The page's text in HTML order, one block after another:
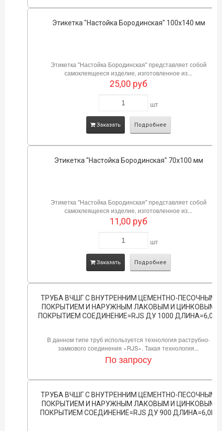
Этикетка "Настойка Бородинская" 100х140 мм
Этикетка "Настойка Бородинская" представляет собой
самоклеящееся изделие, изготовленное из...
25,00 руб
шт
Заказать Подробнее
Этикетка "Настойка Бородинская" 70х100 мм
Этикетка "Настойка Бородинская" представляет собой
самоклеящееся изделие, изготовленное из...
11,00 руб
шт
Заказать Подробнее
ТРУБА ВЧШГ С ВНУТРЕННИМ ЦЕМЕНТНО-ПЕСОЧНЫМ
ПОКРЫТИЕМ И НАРУЖНЫМ ЛАКОВЫМ И ЦИНКОВЫМ
ПОКРЫТИЕМ СОЕДИНЕНИЕ=RJS ДУ 1000 ДЛИНА=6,0М
В данном типе труб используется технология раструбно-
замкового соединения «RJS». Такая технология...
По запросу
ТРУБА ВЧШГ С ВНУТРЕННИМ ЦЕМЕНТНО-ПЕСОЧНЫМ
ПОКРЫТИЕМ И НАРУЖНЫМ ЛАКОВЫМ И ЦИНКОВЫМ
ПОКРЫТИЕМ СОЕДИНЕНИЕ=RJS ДУ 900 ДЛИНА=6,0М